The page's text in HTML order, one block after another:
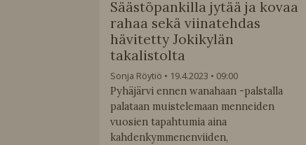
Säästöpankilla jytää ja kovaa
rahaa sekä viinatehdas
hävitetty Jokikylän
takalistolta
Sonja Röytiö 19.4.2023
09:00
Pyhäjärvi ennen wanahaan -palstalla
palataan muistelemaan menneiden
vuosien tapahtumia aina
kahdenkymmenenviiden,